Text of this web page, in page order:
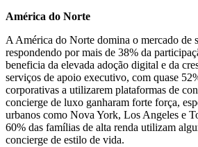
América do Norte
A América do Norte domina o mercado de
respondendo por mais de 38% da
beneficia da elevada adoção digital e da
serviços de apoio executivo, com quase
corporativas a utilizarem plataformas de
concierge de luxo ganharam forte força,
urbanos como Nova York, Los Angeles e
60% das famílias de alta renda utilizam
concierge de estilo de vida.